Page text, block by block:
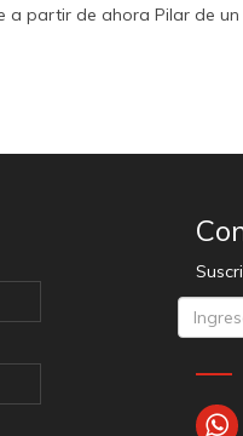
a partir de ahora Pilar de un